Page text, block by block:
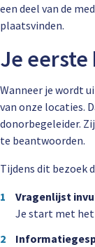
een deel van de
plaatsvinden.
Je eerste
Wanneer je wordt
van onze locaties.
donorbegeleider.
te beantwoorden.
Tijdens dit bezoek
Vragenlijst
Je start met het